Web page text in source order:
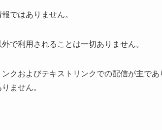
ではありません。
で利用されることは一切ありません。
クおよびテキストリンクでの配信が主で
ません。